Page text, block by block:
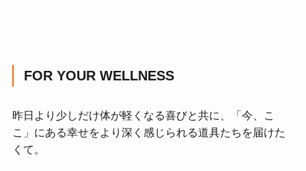
FOR YOUR WELLNESS
昨日より少しだけ体が軽くなる喜びと共に、「今、こ
こ」にある幸せをより深く感じられる道具たちを届けた
くて。